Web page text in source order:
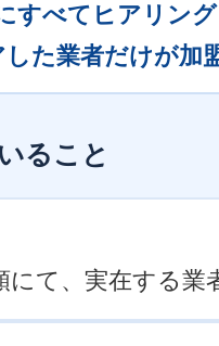
すべてヒアリン
た業者だけが加
ること
にて、実在する業